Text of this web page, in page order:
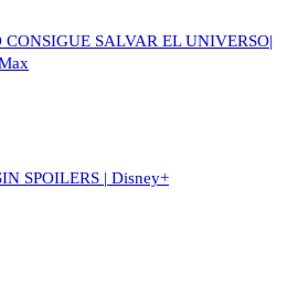
SALVAR EL UNIVERSO|
SPOILERS | Disney+